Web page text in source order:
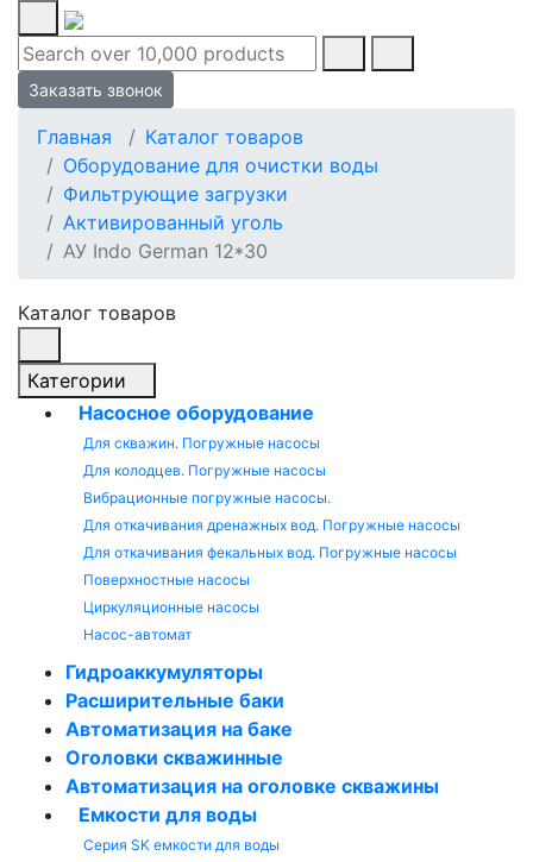
Заказать звонок
Главная
Каталог товаров
Оборудование для очистки воды
Фильтрующие загрузки
Активированный уголь
АУ Indo German 12*30
Каталог товаров
Категории
Насосное оборудование
Для скважин. Погружные насосы
Для колодцев. Погружные насосы
Вибрационные погружные насосы.
Для откачивания дренажных вод. Погружные насосы
Для откачивания фекальных вод. Погружные насосы
Поверхностные насосы
Циркуляционные насосы
Насос-автомат
Гидроаккумуляторы
Расширительные баки
Автоматизация на баке
Оголовки скважинные
Автоматизация на оголовке скважины
Емкости для воды
Серия SK емкости для воды